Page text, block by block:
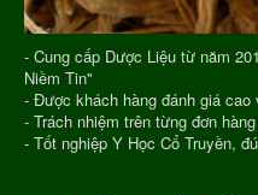
- Cung cấp Dược Liệu từ năm
Niềm Tin"
- Được khách hàng đánh giá
- Trách nhiệm trên từng đơn hàng
- Tốt nghiệp Y Học Cổ Truyền,